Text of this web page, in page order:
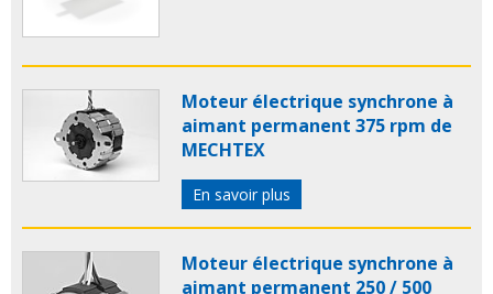
Moteur électrique synchrone à
aimant permanent 375 rpm de
MECHTEX
En savoir plus
Moteur électrique synchrone à
aimant permanent 250 / 500